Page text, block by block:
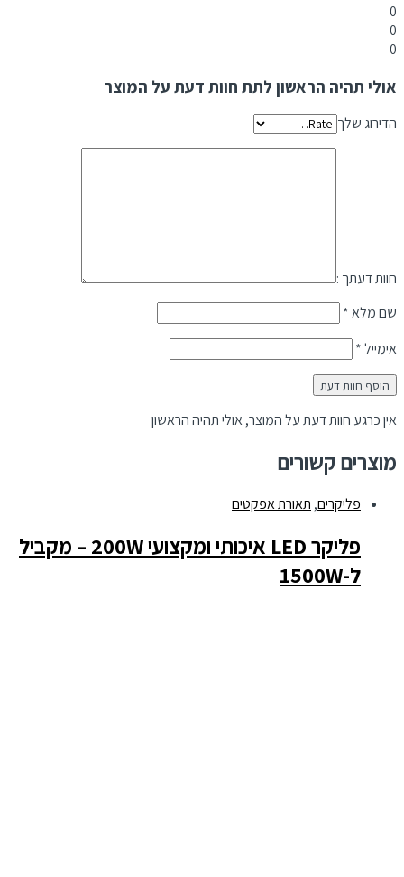
אולי תהיה הראשון לתת חוות דעת על המוצר
הדירוג שלך
חוות דעתך :
שם מלא*
אימייל*
אין כרגע חוות דעת על המוצר, אולי תהיה הראשון
מוצרים קשורים
פליקרים,תאורת אפקטים
פליקר LED איכותי ומקצועי 200W – מקביל
ל-1500W